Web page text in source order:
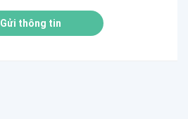
Gửi thông tin